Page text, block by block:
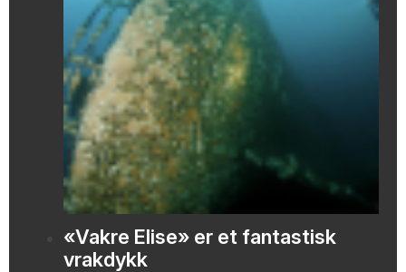
«Vakre Elise» er et fantastisk
vrakdykk